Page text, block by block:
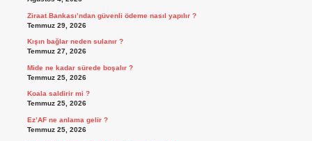
Ziraat Bankası’ndan güvenli ödeme nasıl yapılır ?
Temmuz 29, 2026
Kışın bağlar neden sulanır ?
Temmuz 27, 2026
Mide ne kadar sürede boşalır ?
Temmuz 25, 2026
Koala saldirir mi ?
Temmuz 25, 2026
Ez’AF ne anlama gelir ?
Temmuz 25, 2026